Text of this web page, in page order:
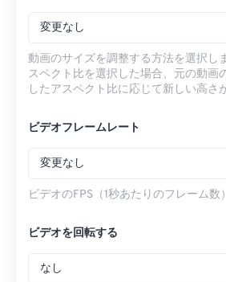
変更なし
動画のサイズを調整する方法を選択し
スペクト比を選択した場合、元の動画
したアスペクト比に応じて新しい高さ
ビデオフレームレート
変更なし
ビデオのFPS（1秒あたりのフレーム数
ビデオを回転する
なし